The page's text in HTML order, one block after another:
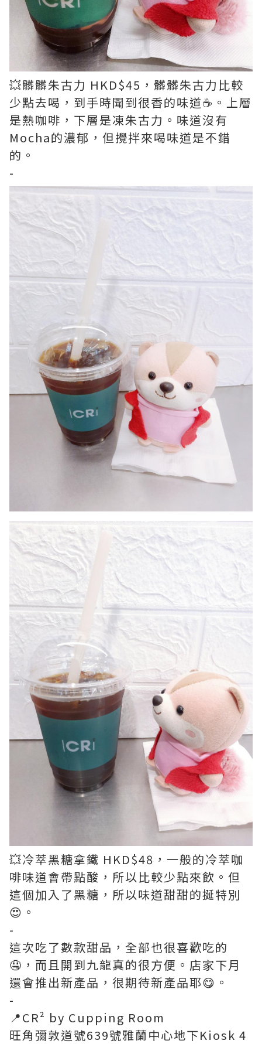
💥髒髒朱古力 HKD$45，髒髒朱古力比較
少點去喝，到手時聞到很香的味道☕。上層
是熱咖啡，下層是凍朱古力。味道沒有
Mocha的濃郁，但攪拌來喝味道是不錯
的。
-
💥冷萃黑糖拿鐵 HKD$48，一般的冷萃咖
啡味道會帶點酸，所以比較少點來飲。但
這個加入了黑糖，所以味道甜甜的挻特別
😍。
-
這次吃了數款甜品，全部也很喜歡吃的
🤤，而且開到九龍真的很方便。店家下月
還會推出新產品，很期待新產品耶😋。
-
📍CR² by Cupping Room
旺角彌敦道號639號雅蘭中心地下Kiosk 4